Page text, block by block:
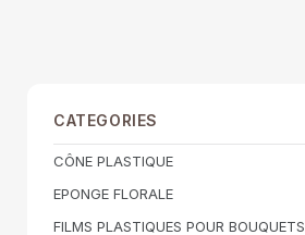
CATEGORIES
CÔNE PLASTIQUE
EPONGE FLORALE
FILMS PLASTIQUES POUR BOUQUETS